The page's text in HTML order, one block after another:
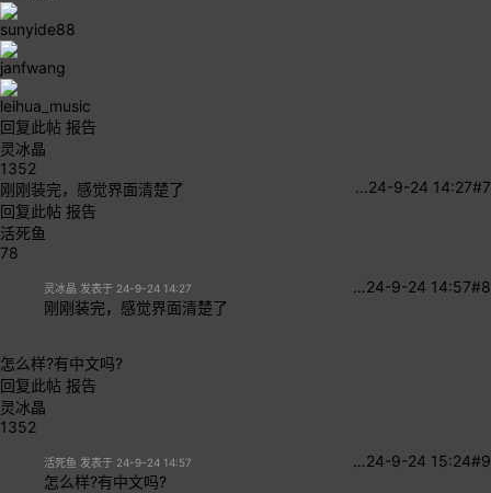
sunyide88
janfwang
leihua_music
回复此帖 报告
灵冰晶
1352
#7
24-9-24 14:27
…
刚刚装完，感觉界面清楚了
回复此帖 报告
活死鱼
78
#8
24-9-24 14:57
…
灵冰晶 发表于 24-9-24 14:27
刚刚装完，感觉界面清楚了
怎么样?有中文吗?
回复此帖 报告
灵冰晶
1352
#9
24-9-24 15:24
…
活死鱼 发表于 24-9-24 14:57
怎么样?有中文吗?